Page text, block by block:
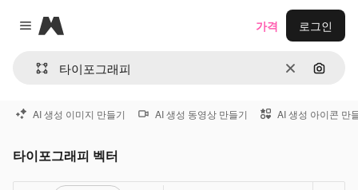
Close menu
Magnific
지우기이미지
가격 로그인
AI 생성 이미지 만들기 AI 생성 동영상 만들기 AI 생성 아이콘 만
타이포그래피 벡터